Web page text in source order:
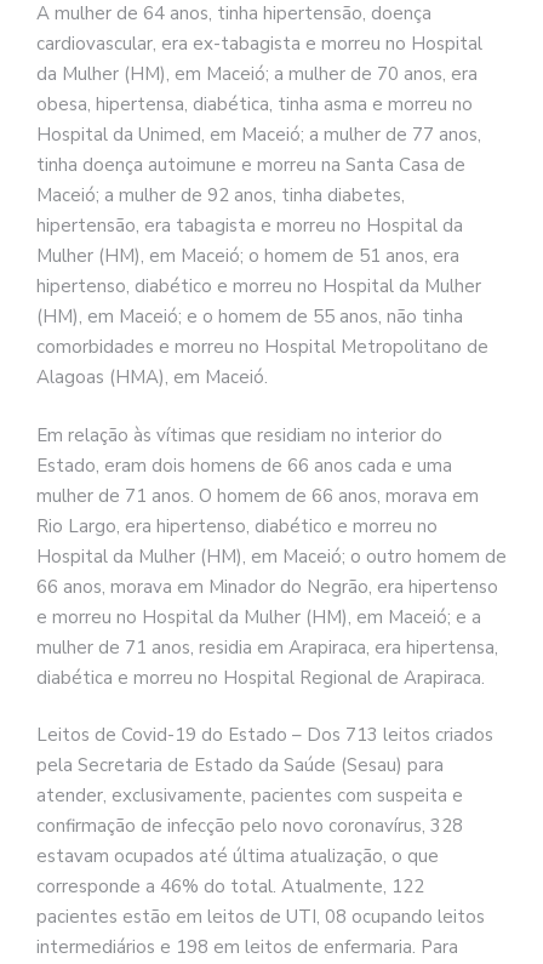
A mulher de 64 anos, tinha hipertensão, doença
cardiovascular, era ex-tabagista e morreu no Hospital
da Mulher (HM), em Maceió; a mulher de 70 anos, era
obesa, hipertensa, diabética, tinha asma e morreu no
Hospital da Unimed, em Maceió; a mulher de 77 anos,
tinha doença autoimune e morreu na Santa Casa de
Maceió; a mulher de 92 anos, tinha diabetes,
hipertensão, era tabagista e morreu no Hospital da
Mulher (HM), em Maceió; o homem de 51 anos, era
hipertenso, diabético e morreu no Hospital da Mulher
(HM), em Maceió; e o homem de 55 anos, não tinha
comorbidades e morreu no Hospital Metropolitano de
Alagoas (HMA), em Maceió.
Em relação às vítimas que residiam no interior do
Estado, eram dois homens de 66 anos cada e uma
mulher de 71 anos. O homem de 66 anos, morava em
Rio Largo, era hipertenso, diabético e morreu no
Hospital da Mulher (HM), em Maceió; o outro homem de
66 anos, morava em Minador do Negrão, era hipertenso
e morreu no Hospital da Mulher (HM), em Maceió; e a
mulher de 71 anos, residia em Arapiraca, era hipertensa,
diabética e morreu no Hospital Regional de Arapiraca.
Leitos de Covid-19 do Estado – Dos 713 leitos criados
pela Secretaria de Estado da Saúde (Sesau) para
atender, exclusivamente, pacientes com suspeita e
confirmação de infecção pelo novo coronavírus, 328
estavam ocupados até última atualização, o que
corresponde a 46% do total. Atualmente, 122
pacientes estão em leitos de UTI, 08 ocupando leitos
intermediários e 198 em leitos de enfermaria. Para